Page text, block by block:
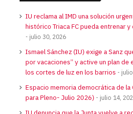
IU reclama al IMD una solución
histórico Triaca FC pueda entrenar
julio 30, 2026
Ismael Sánchez (IU) exige a Sanz
por vacaciones” y active un plan de
los cortes de luz en los barrios
Espacio memoria democrática de la
para Pleno- Julio 2026)
julio 14,